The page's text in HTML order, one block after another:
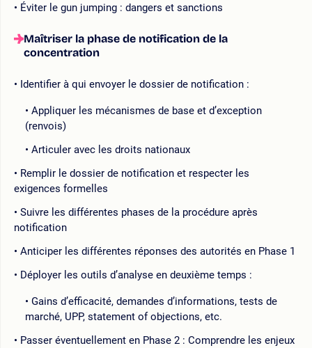
Éviter le gun jumping : dangers et sanctions
Maîtriser la phase de notification de la
concentration
Identifier à qui envoyer le dossier de notification :
Appliquer les mécanismes de base et d’exception
(renvois)
Articuler avec les droits nationaux
Remplir le dossier de notification et respecter les
exigences formelles
Suivre les différentes phases de la procédure après
notification
Anticiper les différentes réponses des autorités en Phase 1
Déployer les outils d’analyse en deuxième temps :
Gains d’efficacité, demandes d’informations, tests de
marché, UPP, statement of objections, etc.
Passer éventuellement en Phase 2 : Comprendre les enjeux